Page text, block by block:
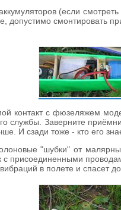
(если
допустимо смонтировать
контакт с фюзеляжем
службы. Заверните
И сзади тоже - кто его
"шубки" от
присоединенными
в полете и спасет